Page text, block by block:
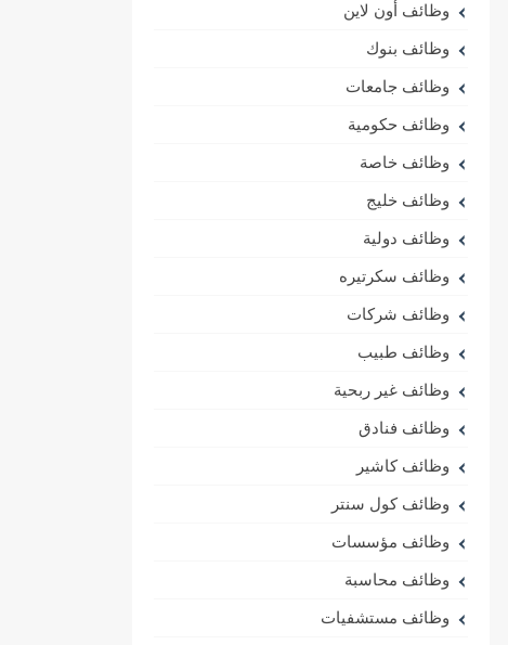
وظائف أون لاين
وظائف بنوك
وظائف جامعات
وظائف حكومية
وظائف خاصة
وظائف خليج
وظائف دولية
وظائف سكرتيره
وظائف شركات
وظائف طبيب
وظائف غير ربحية
وظائف فنادق
وظائف كاشير
وظائف كول سنتر
وظائف مؤسسات
وظائف محاسبة
وظائف مستشفيات